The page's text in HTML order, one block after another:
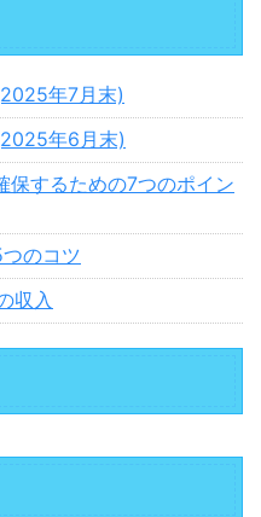
年7月末)
年6月末)
保するための7つのポイン
のコツ
収入